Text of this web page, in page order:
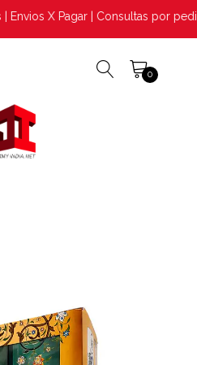
X Pagar | Consultas por
0